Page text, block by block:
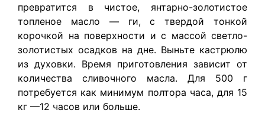
превратится в чистое, янтарно-золотистое
топленое масло — ги, с твердой тонкой
корочкой на поверхности и с массой светло-
золотистых осадков на дне. Выньте кастрюлю
из духовки. Время приготовления зависит от
количества сливочного масла. Для 500 г
потребуется как минимум полтора часа, для 15
кг —12 часов или больше.